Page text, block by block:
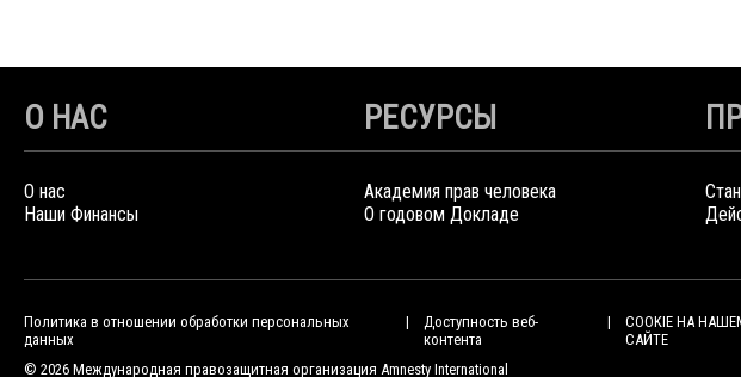
О НАС
О нас
Наши Финансы
РЕСУРСЫ
Академия прав человека
О годовом Докладе
Политика в отношении обработки персональных
данных
Доступность веб-
контента
COOKIE НА
САЙТЕ
© 2026 Международная правозащитная организация Amnesty International